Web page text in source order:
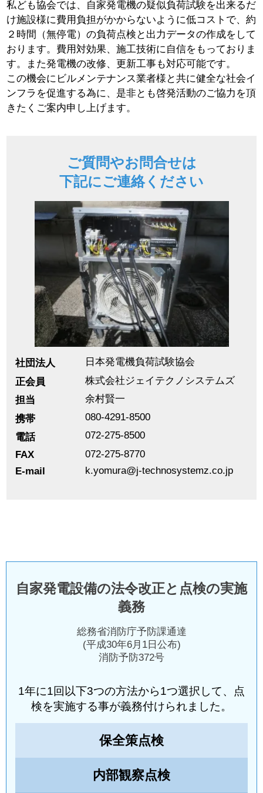
私ども協会では、自家発電機の疑似負荷試験を出来るだ
け施設様に費用負担がかからないように低コストで、約
２時間（無停電）の負荷点検と出力データの作成をして
おります。費用対効果、施工技術に自信をもっておりま
す。また発電機の改修、更新工事も対応可能です。
この機会にビルメンテナンス業者様と共に健全な社会イ
ンフラを促進する為に、是非とも啓発活動のご協力を頂
きたくご案内申し上げます。
ご質問やお問合せは
下記にご連絡ください
社団法人 日本発電機負荷試験協会
正会員 株式会社ジェイテクノシステムズ
担当 余村賢一
携帯 080-4291-8500
電話 072-275-8500
FAX 072-275-8770
E-mail k.yomura@j-technosystemz.co.jp
自家発電設備の法令改正と点検の実施
義務
総務省消防庁予防課通達
(平成30年6月1日公布)
消防予防372号
1年に1回以下3つの方法から1つ選択して、点
検を実施する事が義務付けられました。
保全策点検
内部観察点検